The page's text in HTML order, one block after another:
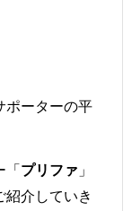
ポーターの平
「プリファ 」
介していき